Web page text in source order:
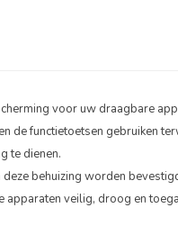
voor uw draagbare
de functietoetsen gebruiken
te dienen.
behuizing worden
apparaten veilig, droog en